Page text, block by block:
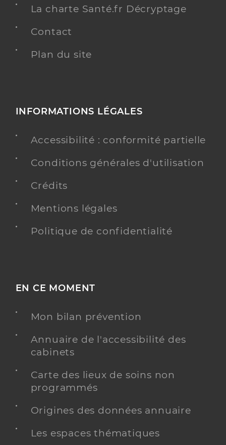
La charte Santé.fr Décryptage
Contact
Plan du site
INFORMATIONS LÉGALES
Accessibilité : conformité partielle
Conditions générales d'utilisation
Crédits
Mentions légales
Politique de confidentialité
EN CE MOMENT
Mon bilan prévention
Annuaire de l'accessibilité des
cabinets
Carte des lieux de soins non
programmés
Origines des données annuaire
Les espaces thématiques